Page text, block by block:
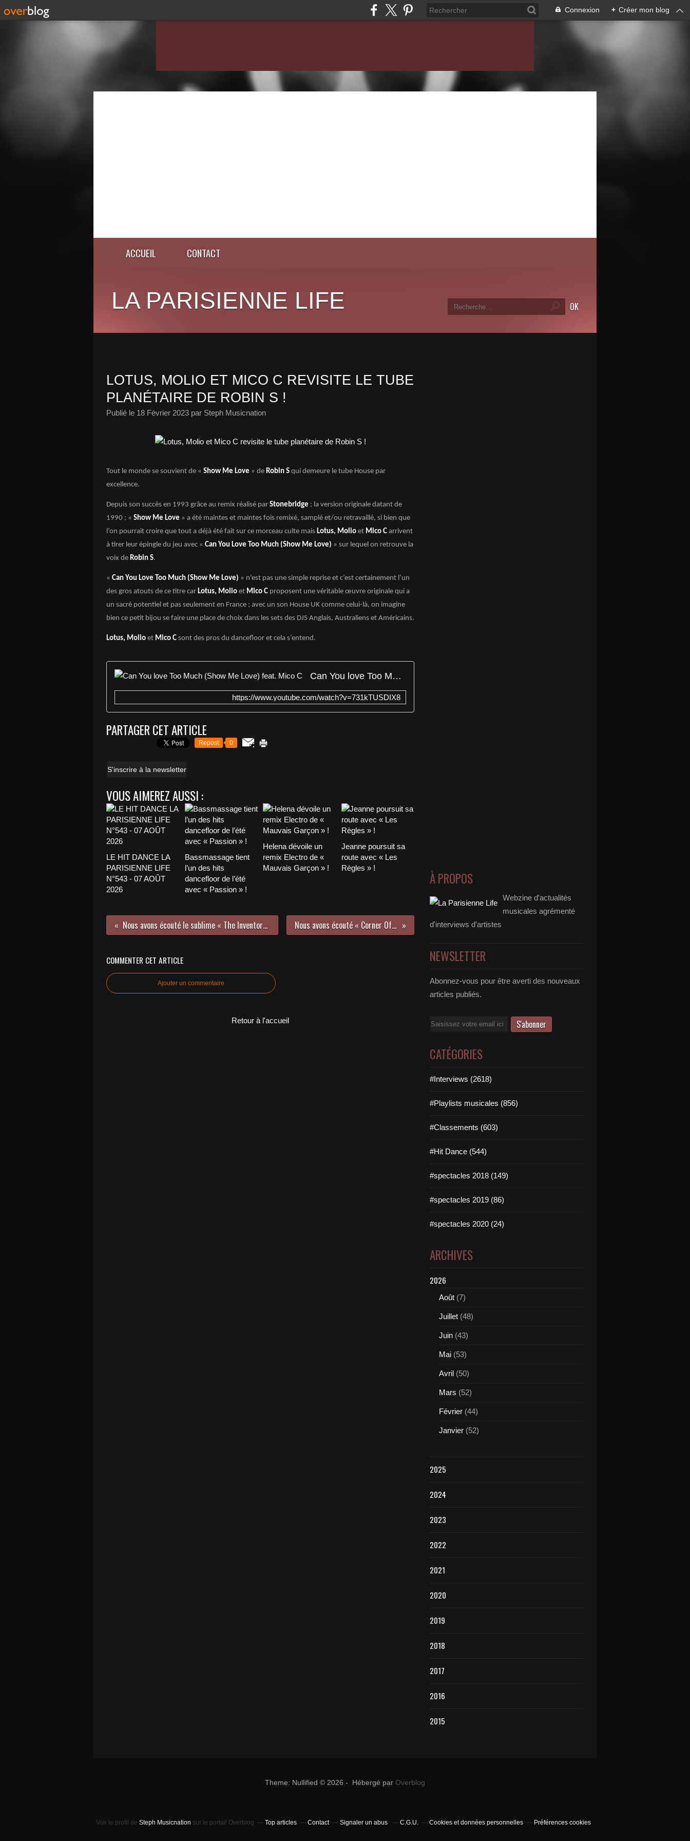
Connexion + Créer mon blog
ACCUEIL CONTACT
LA PARISIENNE LIFE
LOTUS, MOLIO ET MICO C REVISITE LE TUBE
PLANÉTAIRE DE ROBIN S !
Publié le 18 Février 2023 par Steph Musicnation
Tout le monde se souvient de « Show Me Love » de Robin S qui demeure le tube House par
excellence.
Depuis son succès en 1993 grâce au remix réalisé par Stonebridge ; la version originale datant de
1990 ; « Show Me Love » a été maintes et maintes fois remixé, samplé et/ou retravaillé, si bien que
l’on pourrait croire que tout a déjà été fait sur ce morceau culte mais Lotus, Molio et Mico C arrivent
à tirer leur épingle du jeu avec « Can You Love Too Much (Show Me Love) » sur lequel on retrouve la
voix de Robin S.
« Can You Love Too Much (Show Me Love) » n’est pas une simple reprise et c’est certainement l’un
des gros atouts de ce titre car Lotus, Molio et Mico C proposent une véritable œuvre originale qui a
un sacré potentiel et pas seulement en France ; avec un son House UK comme celui-là, on imagine
bien ce petit bijou se faire une place de choix dans les sets des DJS Anglais, Australiens et Américains.
Lotus, Molio et Mico C sont des pros du dancefloor et cela s’entend.
Can You love Too Much (Show Me Love) feat. Mico C
https://www.youtube.com/watch?v=731kTUSDIX8
PARTAGER CET ARTICLE
Repost 0
S'inscrire à la newsletter
VOUS AIMEREZ AUSSI :
LE HIT DANCE LA
PARISIENNE LIFE
N°543 - 07 AOÛT
2026
Bassmassage tient
l’un des hits
dancefloor de l’été
avec « Passion » !
Helena dévoile un
remix Electro de «
Mauvais Garçon » !
Jeanne poursuit sa
route avec « Les
Règles » !
Nous avons écouté le sublime « The Inventory Of Our Desire » de Thomas Azier ! Nous avons écouté « Corner Of The Sky » de Rhys Lewis !
COMMENTER CET ARTICLE
Ajouter un commentaire
Retour à l'accueil
À PROPOS
Webzine d'actualités
musicales agrémenté
d'interviews d'artistes
NEWSLETTER
Abonnez-vous pour être averti des nouveaux
articles publiés.
Email
CATÉGORIES
#Interviews (2618)
#Playlists musicales (856)
#Classements (603)
#Hit Dance (544)
#spectacles 2018 (149)
#spectacles 2019 (86)
#spectacles 2020 (24)
ARCHIVES
2026
Août (7)
Juillet (48)
Juin (43)
Mai (53)
Avril (50)
Mars (52)
Février (44)
Janvier (52)
2025
2024
2023
2022
2021
2020
2019
2018
2017
2016
2015
Theme: Nullified © 2026 - Hébergé par Overblog
Voir le profil de Steph Musicnation sur le portail Overblog Top articles Contact Signaler un abus C.G.U. Cookies et données personnelles Préférences cookies